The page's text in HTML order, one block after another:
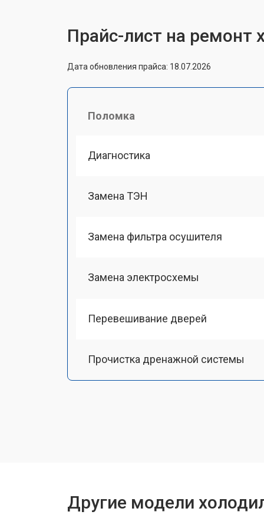
Прайс-лист на ремонт
Дата обновления прайса: 18.07.2026
Поломка
Диагностика
Замена ТЭН
Замена фильтра осушителя
Замена электросхемы
Перевешивание дверей
Прочистка дренажной системы
Другие модели